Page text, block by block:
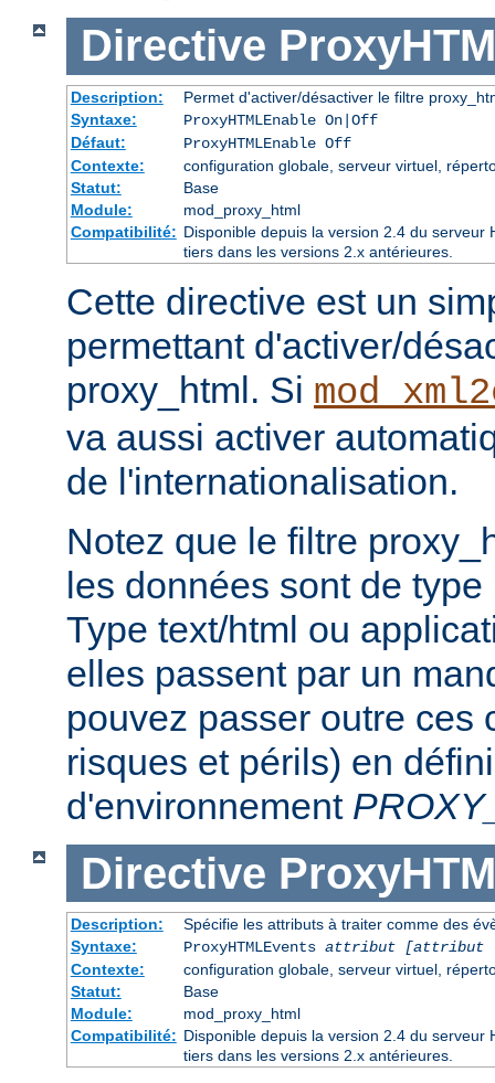
Directive
Description:
Permet d'activer/désactiver le filtre
Syntaxe:
ProxyHTMLEnable On|Off
Défaut:
ProxyHTMLEnable Off
Contexte:
configuration globale, serveur virtuel,
Statut:
Base
Module:
mod_proxy_html
Compatibilité: Disponible depuis la version 2.4 du serveur
tiers dans les versions 2.x antérieures.
Cette directive est un
permettant d'activer/
proxy_html. Si
va aussi activer
de l'internationalisation.
Notez que le filtre
les données sont de
Type text/html ou
elles passent par un
pouvez passer outre ces
risques et périls) en
d'environnement
Directive
Description:
Spécifie les attributs à traiter comme des
Syntaxe:
ProxyHTMLEvents attribut
Contexte:
configuration globale, serveur virtuel,
Statut:
Base
Module:
mod_proxy_html
Compatibilité: Disponible depuis la version 2.4 du serveur
tiers dans les versions 2.x antérieures.